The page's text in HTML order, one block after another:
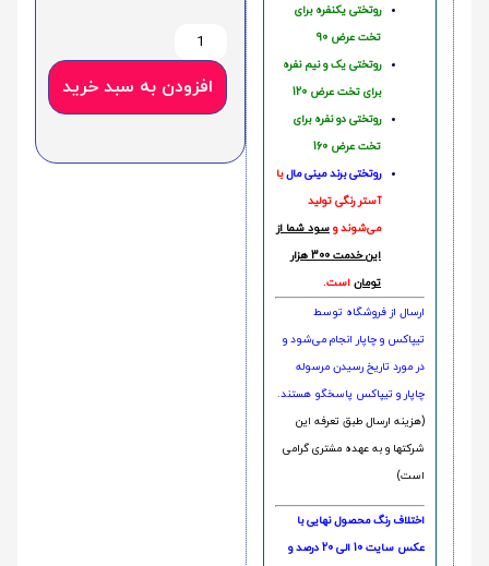
روتختی یکنفره برای
تخت عرض 90
روتختی یک و نیم نفره
برای تخت عرض 120
روتختی دو نفره برای
تخت عرض 160
روتختی‌ برند مینی مالبا
آستر رنگی تولید
می‌شوند و سود شما از
این خدمت 300 هزار
تومان است.
ارسال از فروشگاه توسط
تیپاکس و چاپار انجام می‌شود و
در مورد تاریخ رسیدن مرسوله
چاپار و تیپاکس پاسخگو هستند.
(هزینه ارسال طبق تعرفه این
شرکتها و به عهده مشتری گرامی
است)
اختلاف رنگ محصول نهایی با
عکس سایت 10 الی 20 درصد و
افزودن به سبد خرید